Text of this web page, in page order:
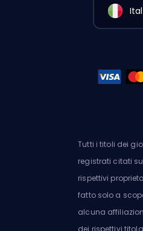
Tutti i titoli dei
registrati citati
rispettivi
fatto solo a
alcuna
dei rispettivi